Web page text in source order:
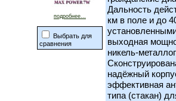
подробнее...
Выбрать для
сравнения
Дальность
км в поле и до
выходная
никель-
надёжный
эффективная
типа (стакан)